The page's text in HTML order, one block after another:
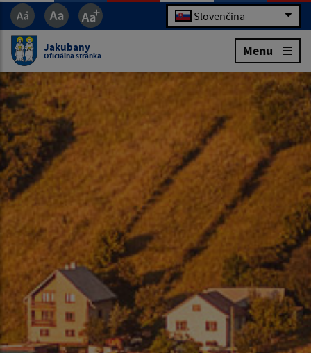
Slovenčina
Jakubany
Oficiálna stránka Menu